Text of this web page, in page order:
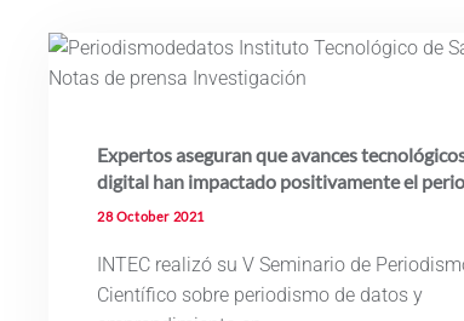
Expertos aseguran que avances
digital han impactado positivamente el
28 October 2021
INTEC realizó su V Seminario de
Científico sobre periodismo de datos y